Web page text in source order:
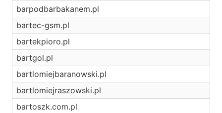
barpodbarbakanem.pl
bartec-gsm.pl
bartekpioro.pl
bartgol.pl
bartlomiejbaranowski.pl
bartlomiejraszowski.pl
bartoszk.com.pl